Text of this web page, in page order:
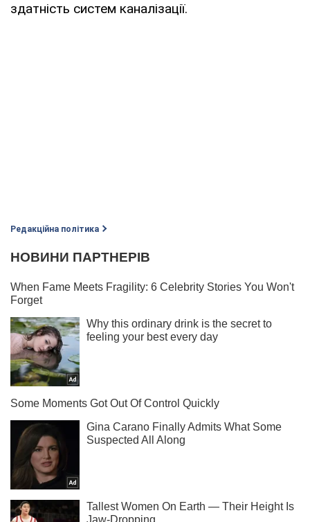
здатність систем каналізації.
Редакційна політика